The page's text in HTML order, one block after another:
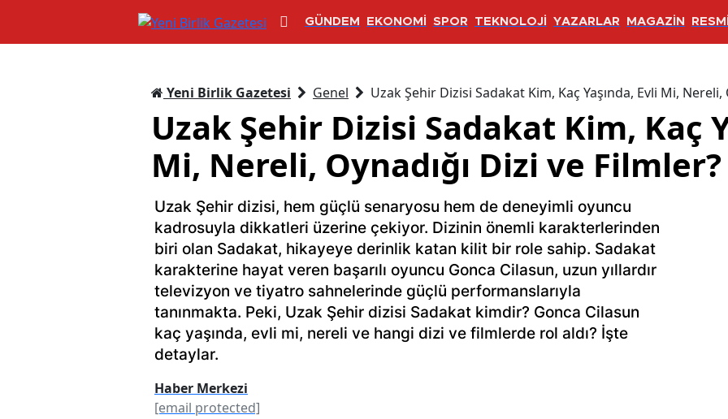
GÜNDEM EKONOMİ SPOR TEKNOLOJİ YAZARLAR MAGAZİN
Yeni Birlik Gazetesi Genel Uzak Şehir Dizisi Sadakat Kim, Kaç Yaşında, Evli Mi, Nereli,
Uzak Şehir Dizisi Sadakat Kim, Kaç
Mi, Nereli, Oynadığı Dizi ve Filmler?
Uzak Şehir dizisi, hem güçlü senaryosu hem de deneyimli oyuncu
kadrosuyla dikkatleri üzerine çekiyor. Dizinin önemli karakterlerinden
biri olan Sadakat, hikayeye derinlik katan kilit bir role sahip. Sadakat
karakterine hayat veren başarılı oyuncu Gonca Cilasun, uzun yıllardır
televizyon ve tiyatro sahnelerinde güçlü performanslarıyla
tanınmakta. Peki, Uzak Şehir dizisi Sadakat kimdir? Gonca Cilasun
kaç yaşında, evli mi, nereli ve hangi dizi ve filmlerde rol aldı? İşte
detaylar.
Haber Merkezi
[email protected]